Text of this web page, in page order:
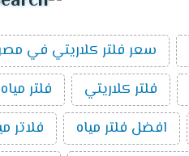
سعر فلتر كلاريتي في
فلتر كلاريتي فلتر
افضل فلتر مياه فلاتر مياه 7